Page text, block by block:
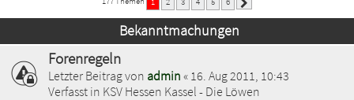
e
Bekanntmachungen
Forenregeln
Letzter Beitrag von admin « 16. Aug 2011, 10:43
Verfasst in KSV Hessen Kassel - Die Löwen